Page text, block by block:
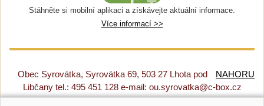
Stáhněte si mobilní aplikaci a získávejte aktuální informace.
Více informací >>
NAHORU
Obec Syrovátka, Syrovátka 69, 503 27 Lhota pod
Libčany tel.: 495 451 128 e-mail: ou.syrovatka@c-box.cz